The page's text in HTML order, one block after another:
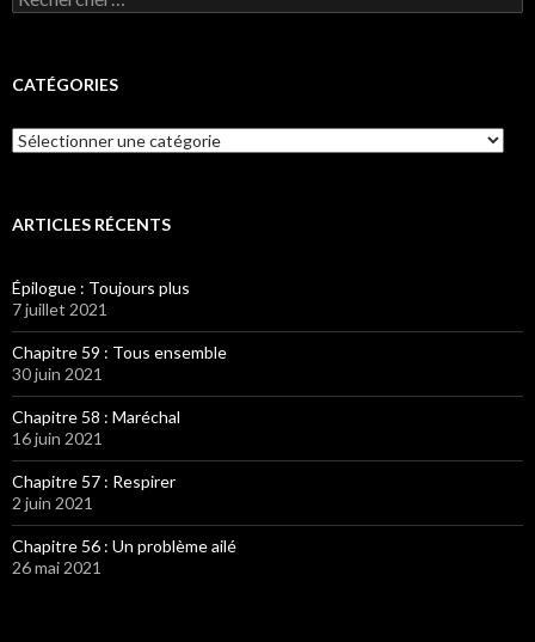
CATÉGORIES
Catégories
ARTICLES RÉCENTS
Épilogue : Toujours plus
7 juillet 2021
Chapitre 59 : Tous ensemble
30 juin 2021
Chapitre 58 : Maréchal
16 juin 2021
Chapitre 57 : Respirer
2 juin 2021
Chapitre 56 : Un problème ailé
26 mai 2021